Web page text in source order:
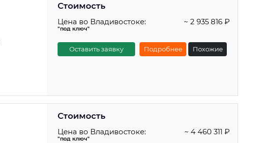
Стоимость
Цена во Владивостоке:
"под ключ"
~ 2 935 816 ₽
Оставить заявку Подробнее Похожие
Стоимость
Цена во Владивостоке:
"под ключ"
~ 4 460 311 ₽